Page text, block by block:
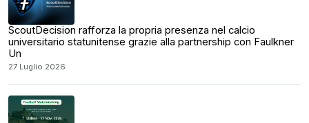
ScoutDecision rafforza la propria presenza nel calcio
universitario statunitense grazie alla partnership con Faulkner
Un
27 Luglio 2026